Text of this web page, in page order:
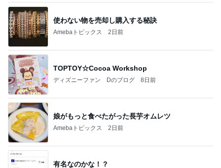
使わない物を売却し購入する秘訣
Amebaトピックス 2日前
TOPTOY☆Cocoa Workshop
ディズニーファン Dのブログ 8日前
娘がもっと食べたがった長芋オムレツ
Amebaトピックス 2日前
有名なのかな！？